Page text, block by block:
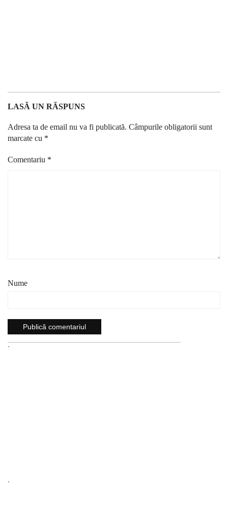
LASĂ UN RĂSPUNS
Adresa ta de email nu va fi publicată. Câmpurile obligatorii sunt
marcate cu *
Comentariu *
Nume
`
`